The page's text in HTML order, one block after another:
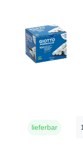
lieferbar